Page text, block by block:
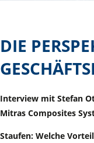
DIE
Interview mit Stefan
Mitras Composites
Staufen: Welche